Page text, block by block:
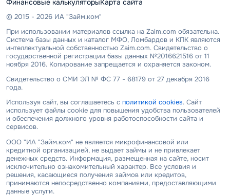
Финансовые калькуляторыКарта сайта
© 2015 - 2026 ИА "Займ.ком"
При использовании материалов ссылка на Zaim.com обязательна.
Система базы данных и каталог МФО, Ломбардов и КПК являются
интеллектуальной собственностью Zaim.com. Свидетельство о
государственной регистрации базы данных №2016621516 от 11
ноября 2016. Копирование запрещается и охраняется законом.
Свидетельство о СМИ ЭЛ № ФС 77 - 68179 от 27 декабря 2016
года.
Используя сайт, вы соглашаетесь с политикой cookies. Сайт
использует файлы cookie для повышения удобства пользователей
и обеспечения должного уровня работоспособности сайта и
сервисов.
ООО "ИА "Займ.ком" не является микрофинансовой или
кредитной организацией, не выдает займы и не привлекает
денежных средств. Информация, размещенная на сайте, носит
исключительно ознакомительный характер. Все условия и
решения, касающиеся получения займов или кредитов,
принимаются непосредственно компаниями, предоставляющими
данные услуги.